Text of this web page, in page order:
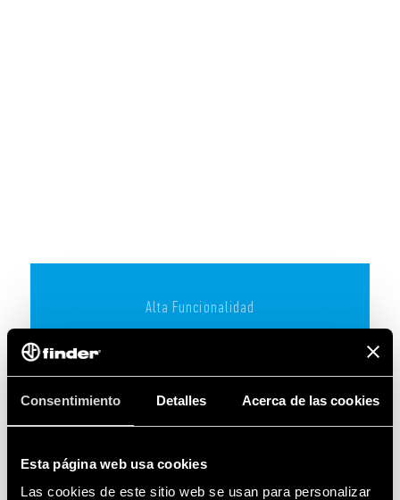
Consentimiento Detalles Acerca de las cookies
Esta página web usa cookies
Las cookies de este sitio web se usan para personalizar
Alta Funcionalidad
Componentes compactos, potentes y
flexibles para diversas aplicaciones
como la iluminación exterior y la
automatización de áreas comunes y